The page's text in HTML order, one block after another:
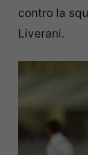
contro la
Liverani.